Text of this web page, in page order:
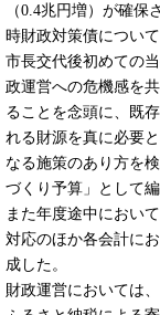
（0.4兆円増）が確
時財政対策債につい
市長交代後初めての
政運営への危機感を
ることを念頭に、既
れる財源を真に必要
なる施策のあり方を
づくり予算」として編
また年度途中におい
対応のほか各会計に
成した。
財政運営においては